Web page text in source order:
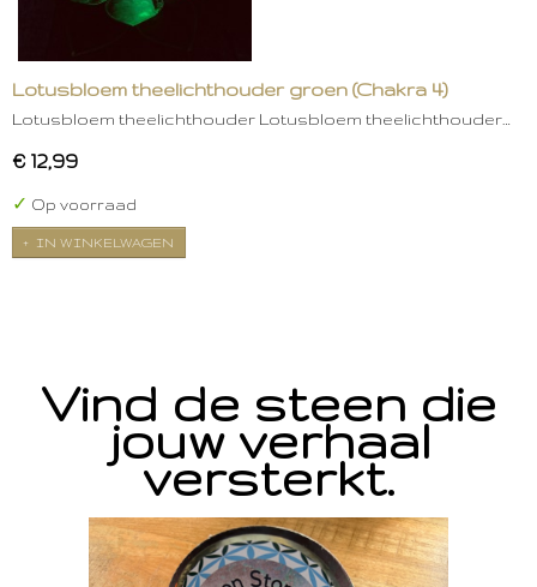
Lotusbloem theelichthouder groen (Chakra 4)
Lotusbloem theelichthouder Lotusbloem theelichthouder…
€ 12,99
✓ Op voorraad
IN WINKELWAGEN
Vind de steen die
jouw verhaal
versterkt.